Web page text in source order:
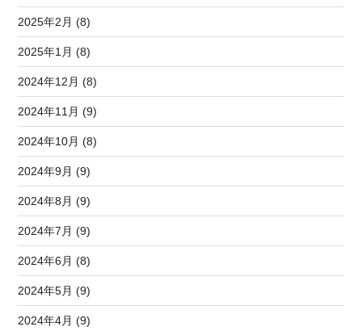
2025年2月 (8)
2025年1月 (8)
2024年12月 (8)
2024年11月 (9)
2024年10月 (8)
2024年9月 (9)
2024年8月 (9)
2024年7月 (9)
2024年6月 (8)
2024年5月 (9)
2024年4月 (9)